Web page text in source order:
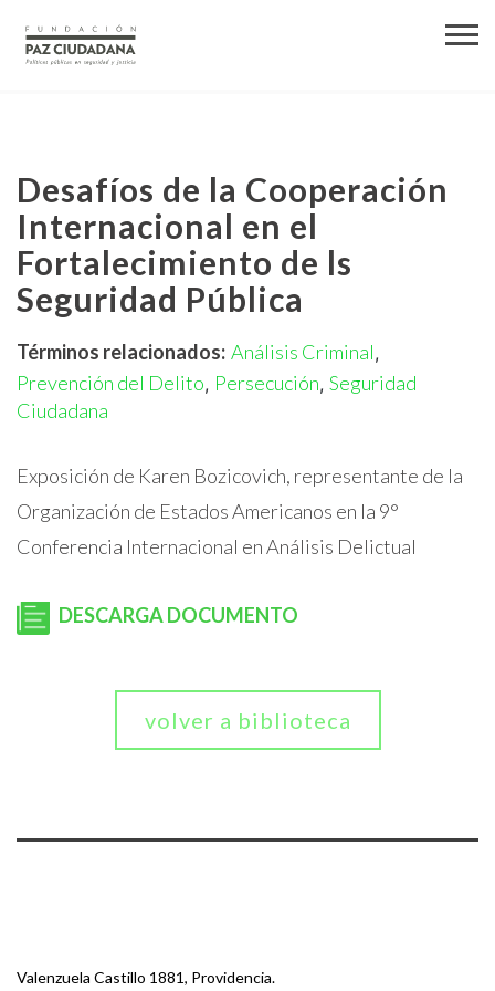
Desafíos de la Cooperación
Internacional en el
Fortalecimiento de ls
Seguridad Pública
Términos relacionados: Análisis Criminal,
Prevención del Delito, Persecución, Seguridad
Ciudadana
Exposición de Karen Bozicovich, representante de la
Organización de Estados Americanos en la 9°
Conferencia Internacional en Análisis Delictual
DESCARGA DOCUMENTO
volver a biblioteca
Valenzuela Castillo 1881, Providencia.